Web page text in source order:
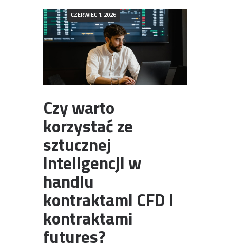
CZERWIEC 1, 2026
Czy warto
korzystać ze
sztucznej
inteligencji w
handlu
kontraktami CFD i
kontraktami
futures?